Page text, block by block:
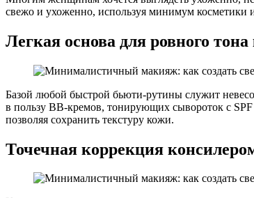
свежо и ухоженно, используя минимум косметики
Легкая основа для ровного
Базой любой быстрой бьюти-рутины служит
в пользу ВВ-кремов, тонирующих сывороток с
позволяя сохранить текстуру кожи.
Точечная коррекция